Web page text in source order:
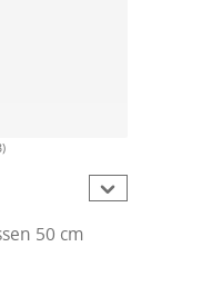
50 cm